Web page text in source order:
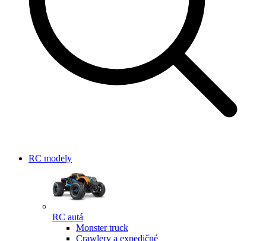
RC modely
RC autá
Monster truck
Crawlery a expedičné